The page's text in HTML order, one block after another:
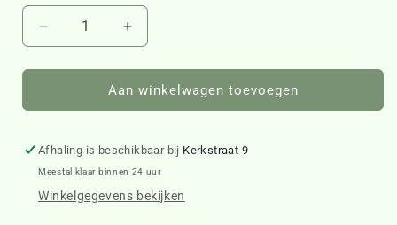
Aantal
verlagen
voor
De
Pillow
Cover
456620
Aantal
verhogen
voor
Joie
De
Pillow
Cover
456620
Aan winkelwagen toevoegen
Afhaling is beschikbaar bij Kerkstraat 9
Meestal klaar binnen 24 uur
Winkelgegevens bekijken